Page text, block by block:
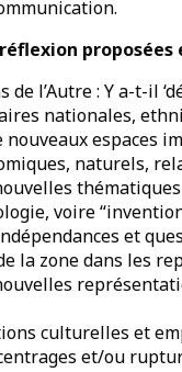
: Y a-t-il
nationales,
espaces
naturels,
thématiques
voire
et
la zone dans les
culturelles et
et/ou